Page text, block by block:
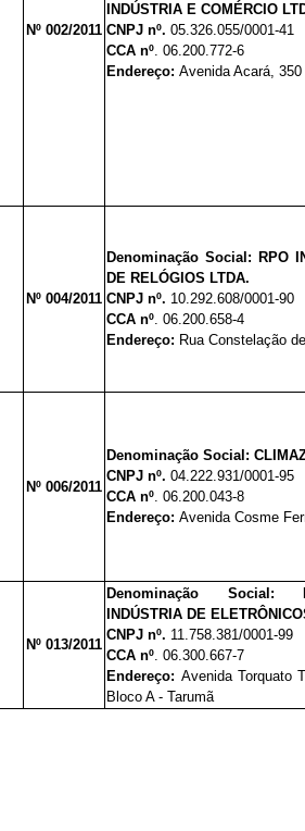
Nº 002/2011
INDÚSTRIA E COMÉRCIO
CNPJ nº.05.326.055/0001-41
CCA nº. 06.200.772-6
Endereço:Avenida Acará,
Nº 004/2011
Denominação Social: RPO
DE RELÓGIOS LTDA.
CNPJ nº. 10.292.608/0001-90
CCA nº. 06.200.658-4
Endereço: Rua Constelação
Nº 006/2011
Denominação Social:
CNPJ nº.04.222.931/0001-95
CCA nº. 06.200.043-8
Endereço:Avenida Cosme
Nº 013/2011
Denominação Social:
INDÚSTRIA DE
CNPJ nº. 11.758.381/0001-99
CCA nº. 06.300.667-7
Endereço: Avenida Torquato
Bloco A - Tarumã